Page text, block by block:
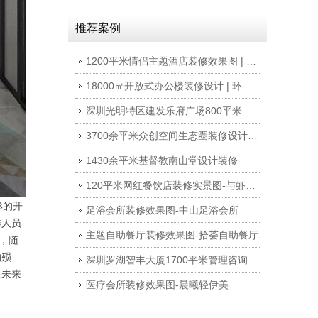
的开
员
随
来
推荐案例
1200平米情侣主题酒店装修效果图 | 新亚旅馆
18000㎡开放式办公楼装修设计 | 环球易购
深圳光明特区建发乐府广场800平米电子产品科技公司写字楼办公室装修设计
3700余平米众创空间生态圈装修设计 | 微谷众创
1430余平米基督教南山堂设计装修
120平米网红餐饮店装修实景图-与虾邂逅
足浴会所装修效果图-中山足浴会所
主题自助餐厅装修效果图-拾荟自助餐厅
深圳罗湖智丰大厦1700平米管理咨询公司写字楼办公室装修
医疗会所装修效果图-晨曦轻伊美